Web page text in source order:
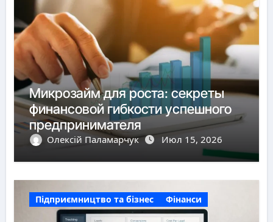
Микрозайм для роста: секреты
финансовой гибкости успешного
предпринимателя
Олексій Паламарчук Июл 15, 2026
Підприємництво та бізнес Фінанси